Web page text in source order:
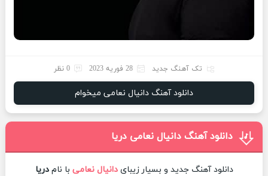
تک آهنگ جدید 28 فوریه 2023 0 نظر
دانلود آهنگ دانیال نعامی میخوام
دانلود آهنگ دانیال نعامی دریا
دانلود آهنگ جدید و بسیار زیبایدانیال نعامی با نامدریا